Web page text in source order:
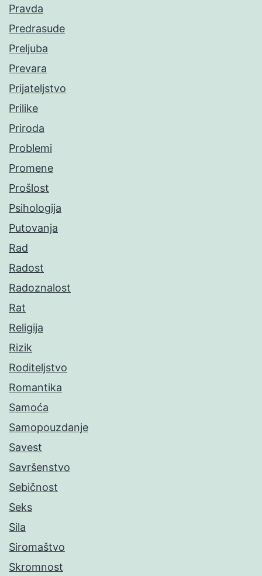
Pravda
Predrasude
Preljuba
Prevara
Prijateljstvo
Prilike
Priroda
Problemi
Promene
Prošlost
Psihologija
Putovanja
Rad
Radost
Radoznalost
Rat
Religija
Rizik
Roditeljstvo
Romantika
Samoća
Samopouzdanje
Savest
Savršenstvo
Sebičnost
Seks
Sila
Siromaštvo
Skromnost